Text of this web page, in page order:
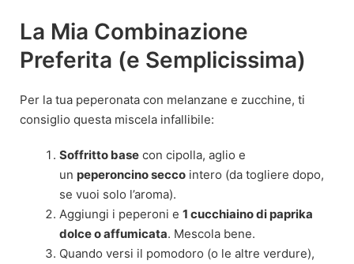
La Mia Combinazione
Preferita (e Semplicissima)
Per la tua peperonata con melanzane e zucchine, ti
consiglio questa miscela infallibile:
Soffritto base con cipolla, aglio e
un peperoncino secco intero (da togliere dopo,
se vuoi solo l’aroma).
Aggiungi i peperoni e 1 cucchiaino di paprika
dolce o affumicata. Mescola bene.
Quando versi il pomodoro (o le altre verdure),